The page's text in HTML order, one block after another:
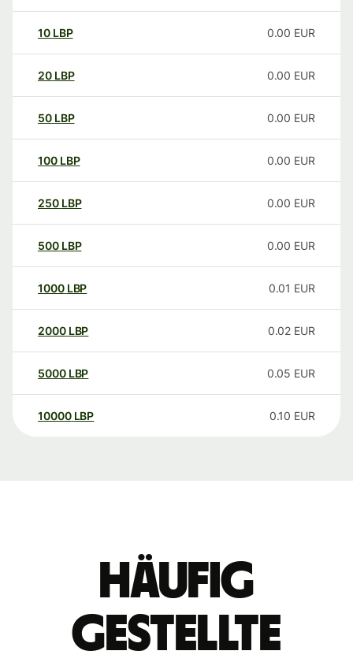
10 LBP 0.00 EUR
20 LBP 0.00 EUR
50 LBP 0.00 EUR
100 LBP 0.00 EUR
250 LBP 0.00 EUR
500 LBP 0.00 EUR
1000 LBP 0.01 EUR
2000 LBP 0.02 EUR
5000 LBP 0.05 EUR
10000 LBP 0.10 EUR
Häufig
gestellte